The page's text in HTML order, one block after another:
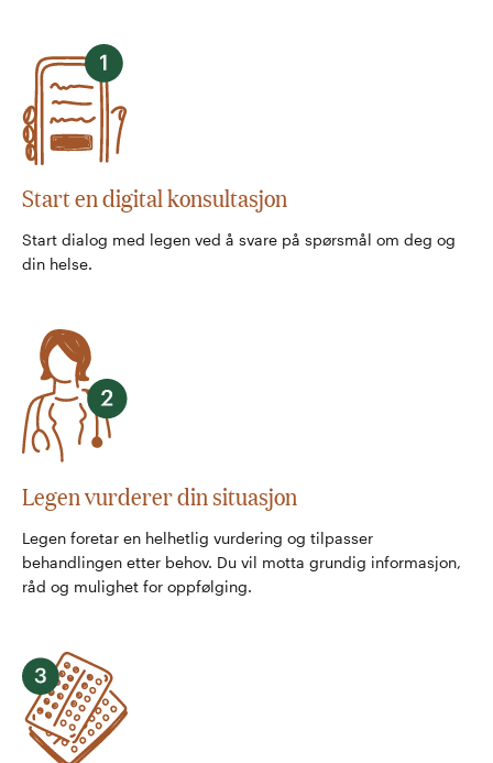
Start en digital konsultasjon
Start dialog med legen ved å svare på spørsmål om deg og
din helse.
Legen vurderer din situasjon
Legen foretar en helhetlig vurdering og tilpasser
behandlingen etter behov. Du vil motta grundig informasjon,
råd og mulighet for oppfølging.